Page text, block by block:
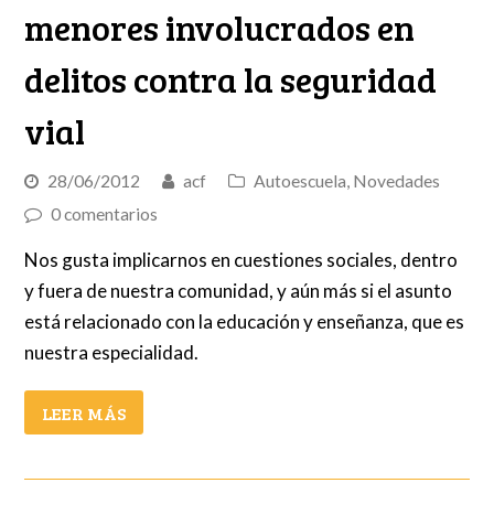
menores involucrados en
delitos contra la seguridad
vial
28/06/2012 acf Autoescuela, Novedades
0 comentarios
Nos gusta implicarnos en cuestiones sociales, dentro
y fuera de nuestra comunidad, y aún más si el asunto
está relacionado con la educación y enseñanza, que es
nuestra especialidad.
LEER MÁS